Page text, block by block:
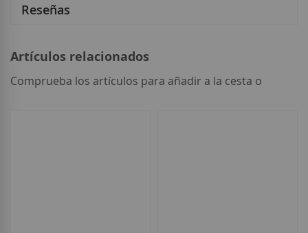
Reseñas
Artículos relacionados
Comprueba los artículos para añadir a la cesta o